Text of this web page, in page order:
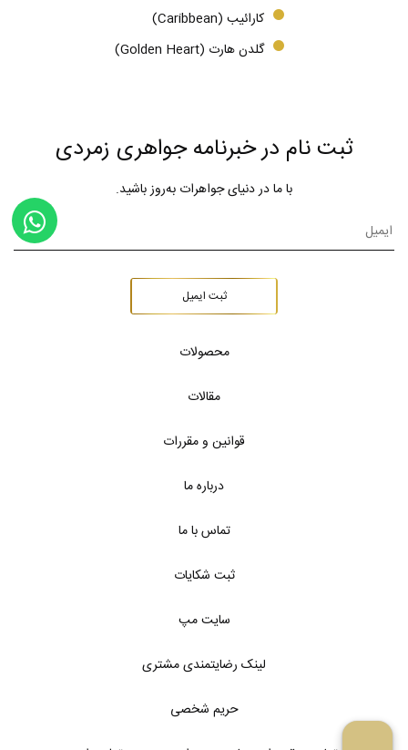
کارائیب (Caribbean)
گلدن هارت (Golden Heart)
ثبت نام در خبرنامه جواهری زمردی
با ما در دنیای جواهرات به‌روز باشید.
ثبت ایمیل
محصولات
مقالات
قوانین و مقررات
درباره ما
تماس با ما
ثبت شکایات
سایت مپ
لینک رضایتمندی مشتری
حریم شخصی